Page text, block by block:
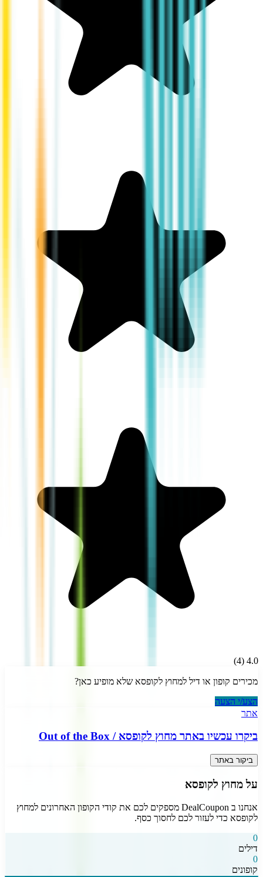
4.0
(
4
)
מכירים קופון או דיל למחוץ לקופסא שלא מופיע כאן?
הצע/י הצעה
אתר
ביקרו עכשיו באתר מחוץ לקופסא /
Out of the Box
ביקור באתר
על מחוץ לקופסא
אנחנו ב DealCoupon מספקים לכם את קודי הקופון האחרונים ל
מחוץ
לקופסא כדי לעזור לכם לחסוך כסף.
0
דילים
0
קופונים